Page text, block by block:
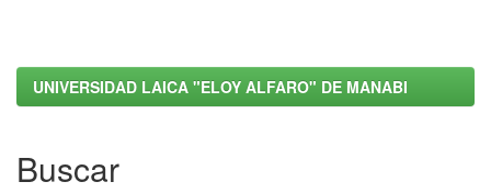
UNIVERSIDAD LAICA "ELOY ALFARO" DE MANABI
Buscar